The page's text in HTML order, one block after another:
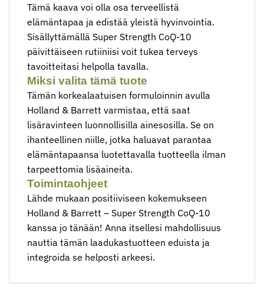
Tämä kaava voi olla osa terveellistä
elämäntapaa ja edistää yleistä hyvinvointia.
Sisällyttämällä Super Strength CoQ-10
päivittäiseen rutiiniisi voit tukea terveys
tavoitteitasi helpolla tavalla.
Miksi valita tämä tuote
Tämän korkealaatuisen formuloinnin avulla
Holland & Barrett varmistaa, että saat
lisäravinteen luonnollisilla ainesosilla. Se on
ihanteellinen niille, jotka haluavat parantaa
elämäntapaansa luotettavalla tuotteella ilman
tarpeettomia lisäaineita.
Toimintaohjeet
Lähde mukaan positiiviseen kokemukseen
Holland & Barrett – Super Strength CoQ-10
kanssa jo tänään! Anna itsellesi mahdollisuus
nauttia tämän laadukastuotteen eduista ja
integroida se helposti arkeesi.